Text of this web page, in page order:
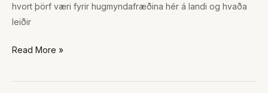
hvort þörf væri fyrir hugmyndafræðina hér á landi og hvaða
leiðir
Read More »